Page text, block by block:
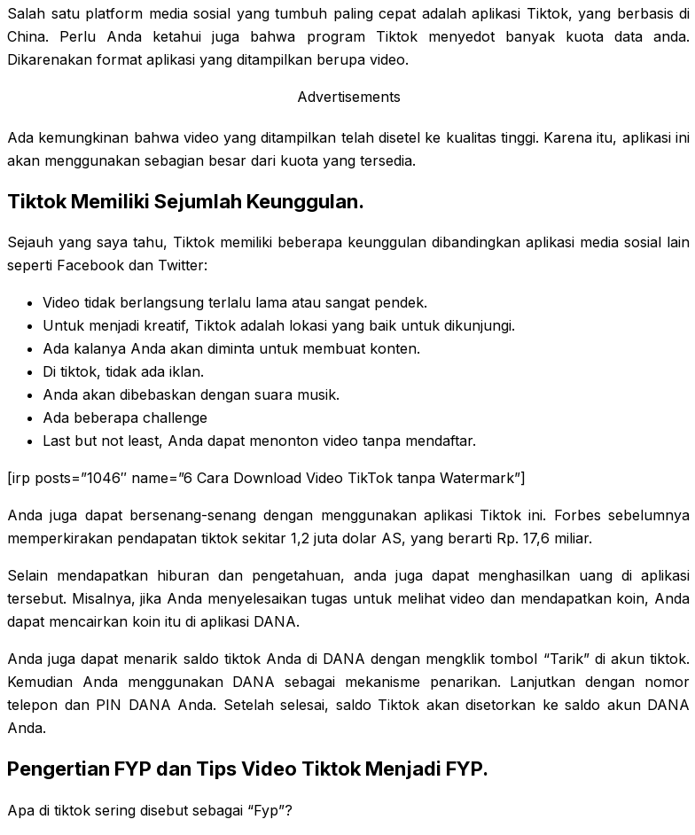
Salah satu platform media sosial yang tumbuh paling cepat adalah aplikasi Tiktok, yang berbasis di
China. Perlu Anda ketahui juga bahwa program Tiktok menyedot banyak kuota data anda.
Dikarenakan format aplikasi yang ditampilkan berupa video.
Advertisements
Ada kemungkinan bahwa video yang ditampilkan telah disetel ke kualitas tinggi. Karena itu, aplikasi ini
akan menggunakan sebagian besar dari kuota yang tersedia.
Tiktok Memiliki Sejumlah Keunggulan.
Sejauh yang saya tahu, Tiktok memiliki beberapa keunggulan dibandingkan aplikasi media sosial lain
seperti Facebook dan Twitter:
Video tidak berlangsung terlalu lama atau sangat pendek.
Untuk menjadi kreatif, Tiktok adalah lokasi yang baik untuk dikunjungi.
Ada kalanya Anda akan diminta untuk membuat konten.
Di tiktok, tidak ada iklan.
Anda akan dibebaskan dengan suara musik.
Ada beberapa challenge
Last but not least, Anda dapat menonton video tanpa mendaftar.
[irp posts=”1046″ name=”6 Cara Download Video TikTok tanpa Watermark”]
Anda juga dapat bersenang-senang dengan menggunakan aplikasi Tiktok ini. Forbes sebelumnya
memperkirakan pendapatan tiktok sekitar 1,2 juta dolar AS, yang berarti Rp. 17,6 miliar.
Selain mendapatkan hiburan dan pengetahuan, anda juga dapat menghasilkan uang di aplikasi
tersebut. Misalnya, jika Anda menyelesaikan tugas untuk melihat video dan mendapatkan koin, Anda
dapat mencairkan koin itu di aplikasi DANA.
Anda juga dapat menarik saldo tiktok Anda di DANA dengan mengklik tombol “Tarik” di akun tiktok.
Kemudian Anda menggunakan DANA sebagai mekanisme penarikan. Lanjutkan dengan nomor
telepon dan PIN DANA Anda. Setelah selesai, saldo Tiktok akan disetorkan ke saldo akun DANA
Anda.
Pengertian FYP dan Tips Video Tiktok Menjadi FYP.
Apa di tiktok sering disebut sebagai “Fyp”?